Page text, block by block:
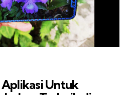
Aplikasi Untuk